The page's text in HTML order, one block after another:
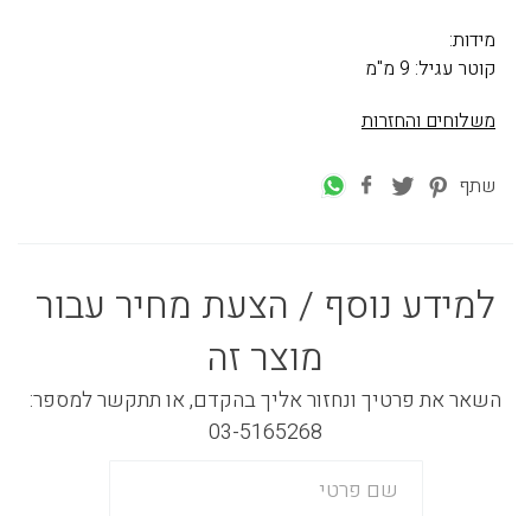
מידות:
קוטר עגיל: 9 מ"מ
משלוחים והחזרות
שתף
למידע נוסף / הצעת מחיר עבור
מוצר זה
השאר את פרטיך ונחזור אליך בהקדם, או תתקשר למספר:
03-5165268